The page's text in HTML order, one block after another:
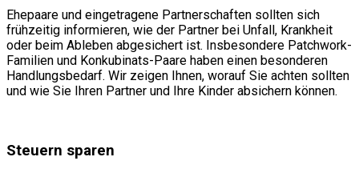
Ehepaare und eingetragene Partnerschaften sollten sich
frühzeitig informieren, wie der Partner bei Unfall, Krankheit
oder beim Ableben abgesichert ist. Insbesondere Patchwork-
Familien und Konkubinats-Paare haben einen besonderen
Handlungsbedarf. Wir zeigen Ihnen, worauf Sie achten sollten
und wie Sie Ihren Partner und Ihre Kinder absichern können.
Steuern sparen